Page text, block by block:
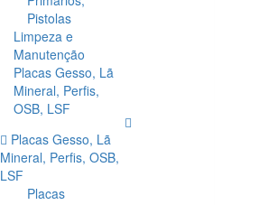
Pistolas
Limpeza e
Manutenção
Placas Gesso, Lã
Mineral, Perfis,
OSB, LSF
Placas Gesso, Lã
Mineral, Perfis, OSB,
LSF
Placas